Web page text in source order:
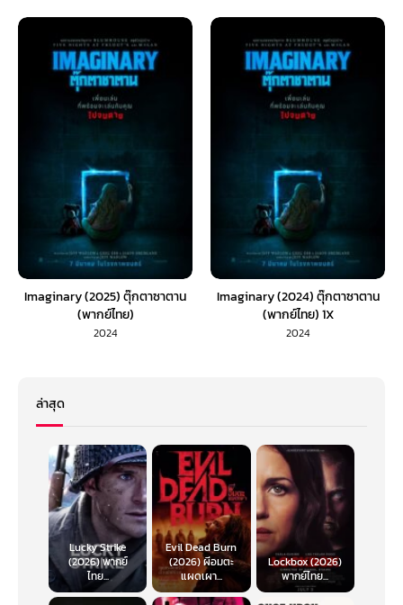
Imaginary (2025) ตุ๊กตาซาตาน
(พากย์ไทย)
2024
Imaginary (2024) ตุ๊กตาซาตาน
(พากย์ไทย) 1X
2024
ล่าสุด
Lucky Strike
(2026) พากย์
ไทย...
Evil Dead Burn
(2026) ผีอมตะ
แผดเผา...
Lockbox (2026)
พากย์ไทย...